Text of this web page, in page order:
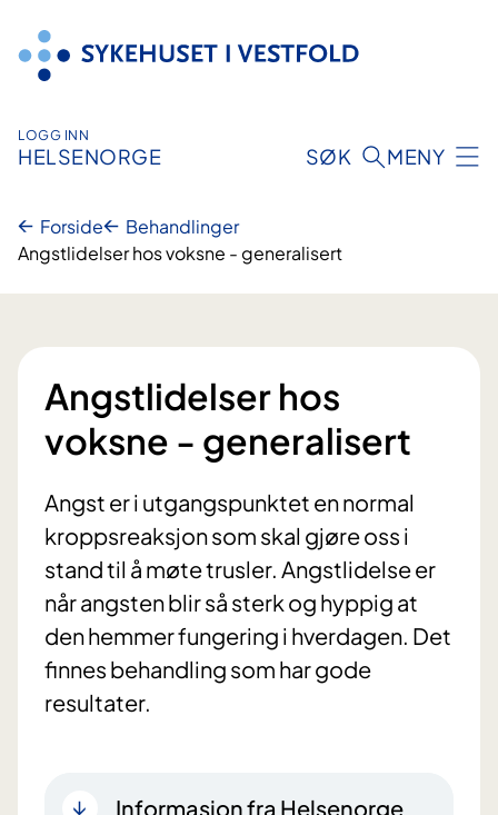
innhold
LOGG INN
HELSENORGE SØK MENY
Forside
Behandlinger
Angstlidelser hos voksne - generalisert
Angstlidelser hos
voksne - generalisert
Angst er i utgangspunktet en normal
kroppsreaksjon som skal gjøre oss i
stand til å møte trusler. Angstlidelse er
når angsten blir så sterk og hyppig at
den hemmer fungering i hverdagen. Det
finnes behandling som har gode
resultater.
Informasjon fra Helsenorge